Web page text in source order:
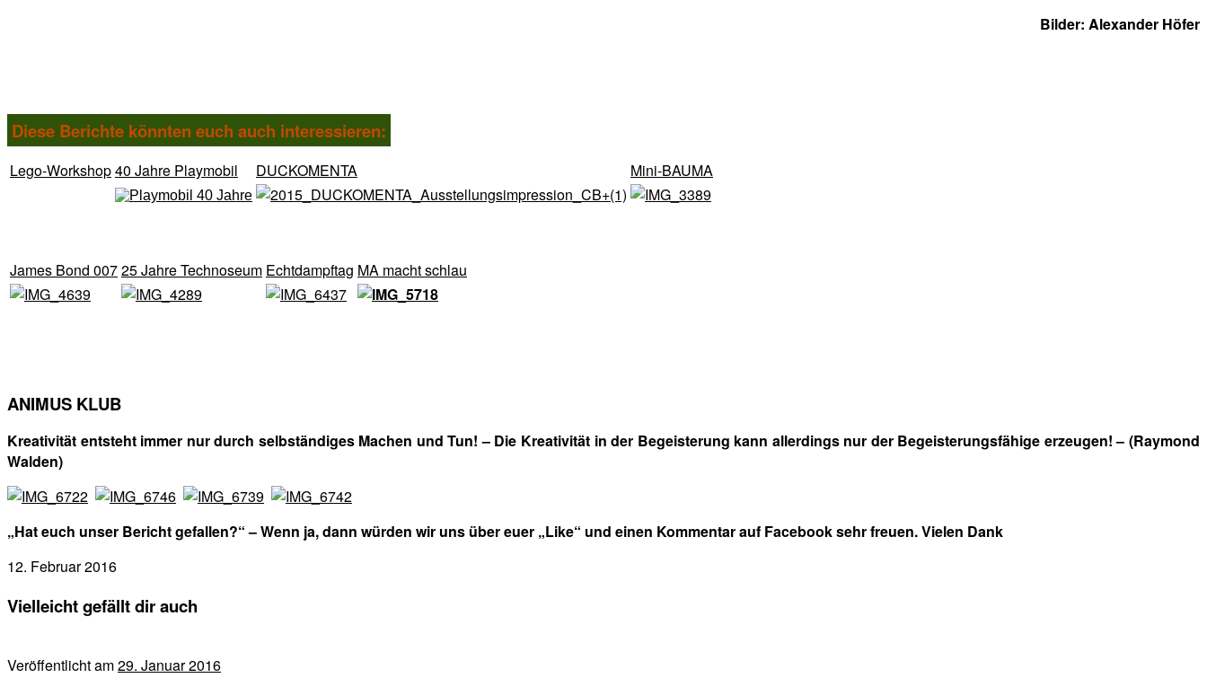
Bilder: Alexander Höfer
Diese Berichte könnten euch auch interessieren:
Lego-Workshop40 Jahre Playmobil DUCKOMENTA Mini-BAUMA
James Bond 00725 Jahre Technoseum Echtdampftag MA macht schlau
ANIMUS KLUB
Kreativität entsteht immer nur durch selbständiges Machen und Tun! – Die Kreativität in der Begeisterung kann allerdings nur der Begeisterungsfähige erzeugen! – (Raymond
Walden)
„Hat euch unser Bericht gefallen?“ – Wenn ja, dann würden wir uns über euer „Like“ und einen Kommentar auf Facebook sehr freuen. Vielen Dank
12. Februar 2016
Vielleicht gefällt dir auch
Veröffentlicht am29. Januar 2016